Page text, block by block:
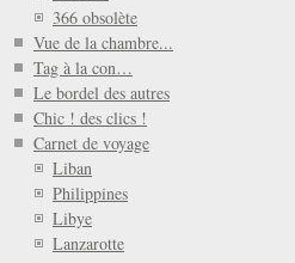
366 obsolète
Vue de la chambre...
Tag à la con…
Le bordel des autres
Chic ! des clics !
Carnet de voyage
Liban
Philippines
Libye
Lanzarotte